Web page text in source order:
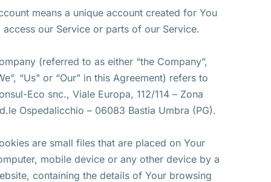
means a unique account created for You
access our Service or parts of our Service.
(referred to as either “the Company”,
“Us” or “Our” in this Agreement) refers to
Eco snc., Viale Europa, 112/114 – Zona
Ospedalicchio – 06083 Bastia Umbra (PG).
are small files that are placed on Your
mobile device or any other device by a
containing the details of Your browsing